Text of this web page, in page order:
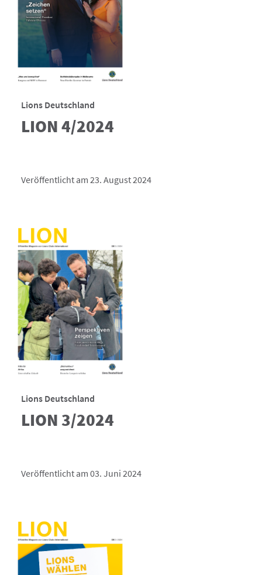
Lions Deutschland
LION 4/2024
Veröffentlicht am 23. August 2024
Lions Deutschland
LION 3/2024
Veröffentlicht am 03. Juni 2024